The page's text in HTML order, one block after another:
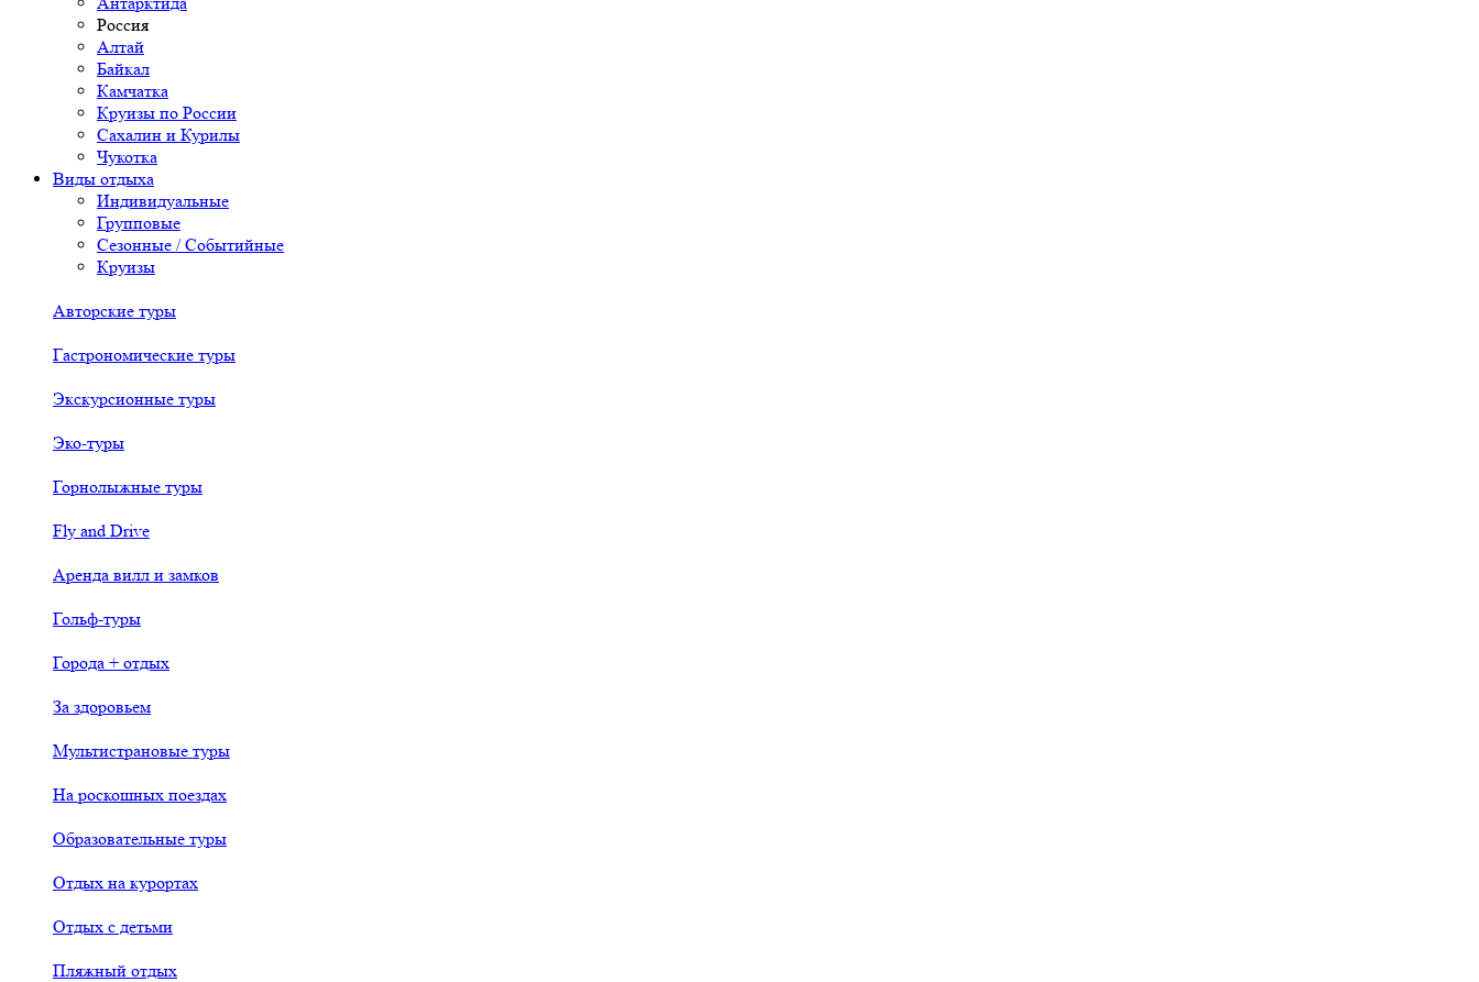
Россия
Алтай
Байкал
Камчатка
Круизы по России
Сахалин и Курилы
Чукотка
Виды отдыха
Индивидуальные
Групповые
Сезонные / Событийные
Круизы
Авторские туры
Гастрономические туры
Экскурсионные туры
Эко-туры
Горнолыжные туры
Fly and Drive
Аренда вилл и замков
Гольф-туры
Города + отдых
За здоровьем
Мультистрановые туры
На роскошных поездах
Образовательные туры
Отдых на курортах
Отдых с детьми
Пляжный отдых